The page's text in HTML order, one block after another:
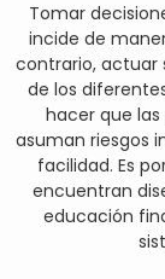
Tomar
incide de
contrario, actuar
de los
hacer que
asuman riesgos
facilidad. Es
encuentran
educación